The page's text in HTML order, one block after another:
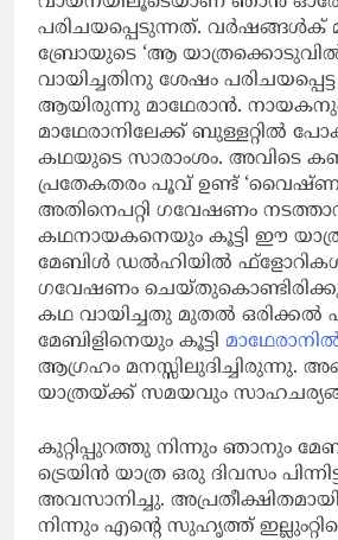
പരിചയപ്പെടുന്നത്.
ബ്രോയുടെ ‘ആ
വായിച്ചതിനു ശേഷം
ആയിരുന്നു മാഥേരാൻ.
മാഥേരാനിലേക്ക് ബുള്ളറ്റിൽ
കഥയുടെ സാരാംശം. അവിടെ
പ്രതേകതരം പൂവ് ഉണ്ട്
അതിനെപറ്റി ഗവേഷണം
കഥനായകനെയും കൂട്ടി ഈ
മേബിൾ ഡൽഹിയിൽ
ഗവേഷണം
കഥ വായിച്ചതു മുതൽ ഒരിക്കൽ
മേബിളിനെയും കൂട്ടി
ആഗ്രഹം മനസ്സിലുദിച്ചിരുന്നു.
യാത്രയ്ക്ക് സമയവും
കുറ്റിപ്പുറത്തു നിന്നും ഞാനും
ട്രെയിൻ യാത്ര ഒരു ദിവസം
അവസാനിച്ചു. അപ്രതീക്ഷിതമായി
നിന്നും എന്റെ സുഹൃത്ത്